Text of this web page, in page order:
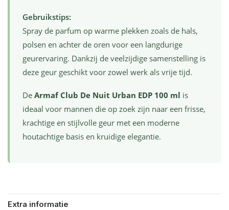
Gebruikstips:
Spray de parfum op warme plekken zoals de hals,
polsen en achter de oren voor een langdurige
geurervaring. Dankzij de veelzijdige samenstelling is
deze geur geschikt voor zowel werk als vrije tijd.
De Armaf Club De Nuit Urban EDP 100 ml is
ideaal voor mannen die op zoek zijn naar een frisse,
krachtige en stijlvolle geur met een moderne
houtachtige basis en kruidige elegantie.
Extra informatie